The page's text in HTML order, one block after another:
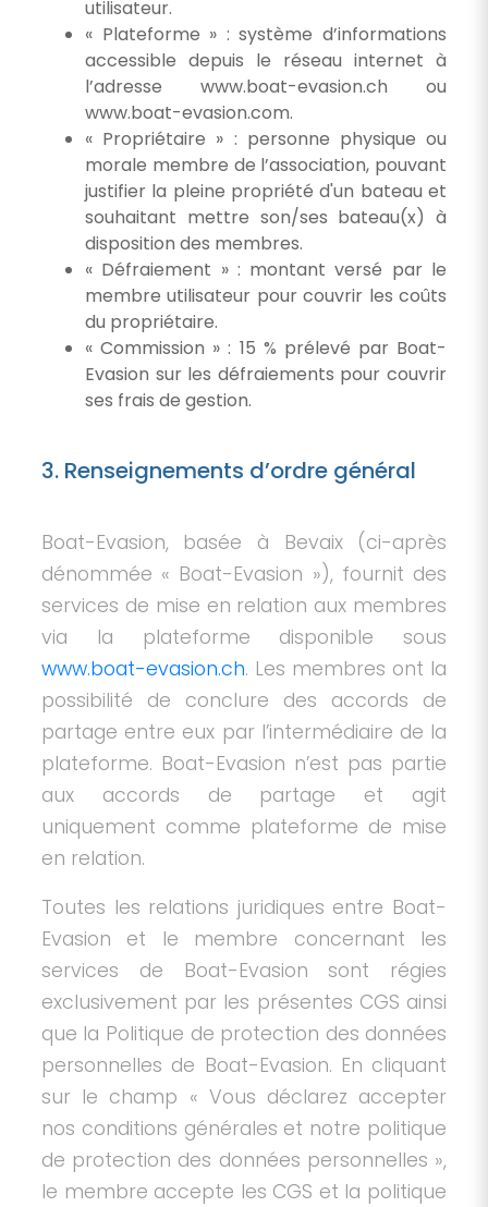
utilisateur.
« Plateforme » : système d’informations
accessible depuis le réseau internet à
l’adresse www.boat-evasion.ch ou
www.boat-evasion.com.
« Propriétaire » : personne physique ou
morale membre de l’association, pouvant
justifier la pleine propriété d'un bateau et
souhaitant mettre son/ses bateau(x) à
disposition des membres.
« Défraiement » : montant versé par le
membre utilisateur pour couvrir les coûts
du propriétaire.
« Commission » : 15 % prélevé par Boat-
Evasion sur les défraiements pour couvrir
ses frais de gestion.
3. Renseignements d’ordre général
Boat-Evasion, basée à Bevaix (ci-après
dénommée « Boat-Evasion »), fournit des
services de mise en relation aux membres
via la plateforme disponible sous
www.boat-evasion.ch. Les membres ont la
possibilité de conclure des accords de
partage entre eux par l’intermédiaire de la
plateforme. Boat-Evasion n’est pas partie
aux accords de partage et agit
uniquement comme plateforme de mise
en relation.
Toutes les relations juridiques entre Boat-
Evasion et le membre concernant les
services de Boat-Evasion sont régies
exclusivement par les présentes CGS ainsi
que la Politique de protection des données
personnelles de Boat-Evasion. En cliquant
sur le champ « Vous déclarez accepter
nos conditions générales et notre politique
de protection des données personnelles »,
le membre accepte les CGS et la politique